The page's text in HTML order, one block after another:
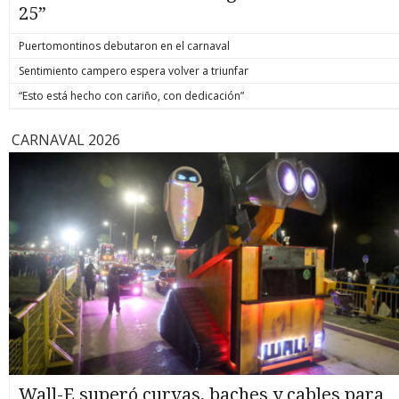
25”
Puertomontinos debutaron en el carnaval
Sentimiento campero espera volver a triunfar
“Esto está hecho con cariño, con dedicación”
CARNAVAL 2026
Wall-E superó curvas, baches y cables para